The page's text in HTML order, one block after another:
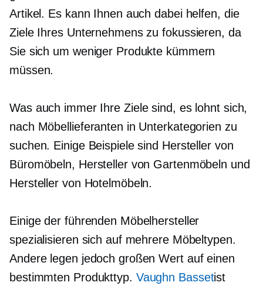
Artikel. Es kann Ihnen auch dabei helfen, die
Ziele Ihres Unternehmens zu fokussieren, da
Sie sich um weniger Produkte kümmern
müssen.
Was auch immer Ihre Ziele sind, es lohnt sich,
nach Möbellieferanten in Unterkategorien zu
suchen. Einige Beispiele sind Hersteller von
Büromöbeln, Hersteller von Gartenmöbeln und
Hersteller von Hotelmöbeln.
Einige der führenden Möbelhersteller
spezialisieren sich auf mehrere Möbeltypen.
Andere legen jedoch großen Wert auf einen
bestimmten Produkttyp. Vaughn Bassetist